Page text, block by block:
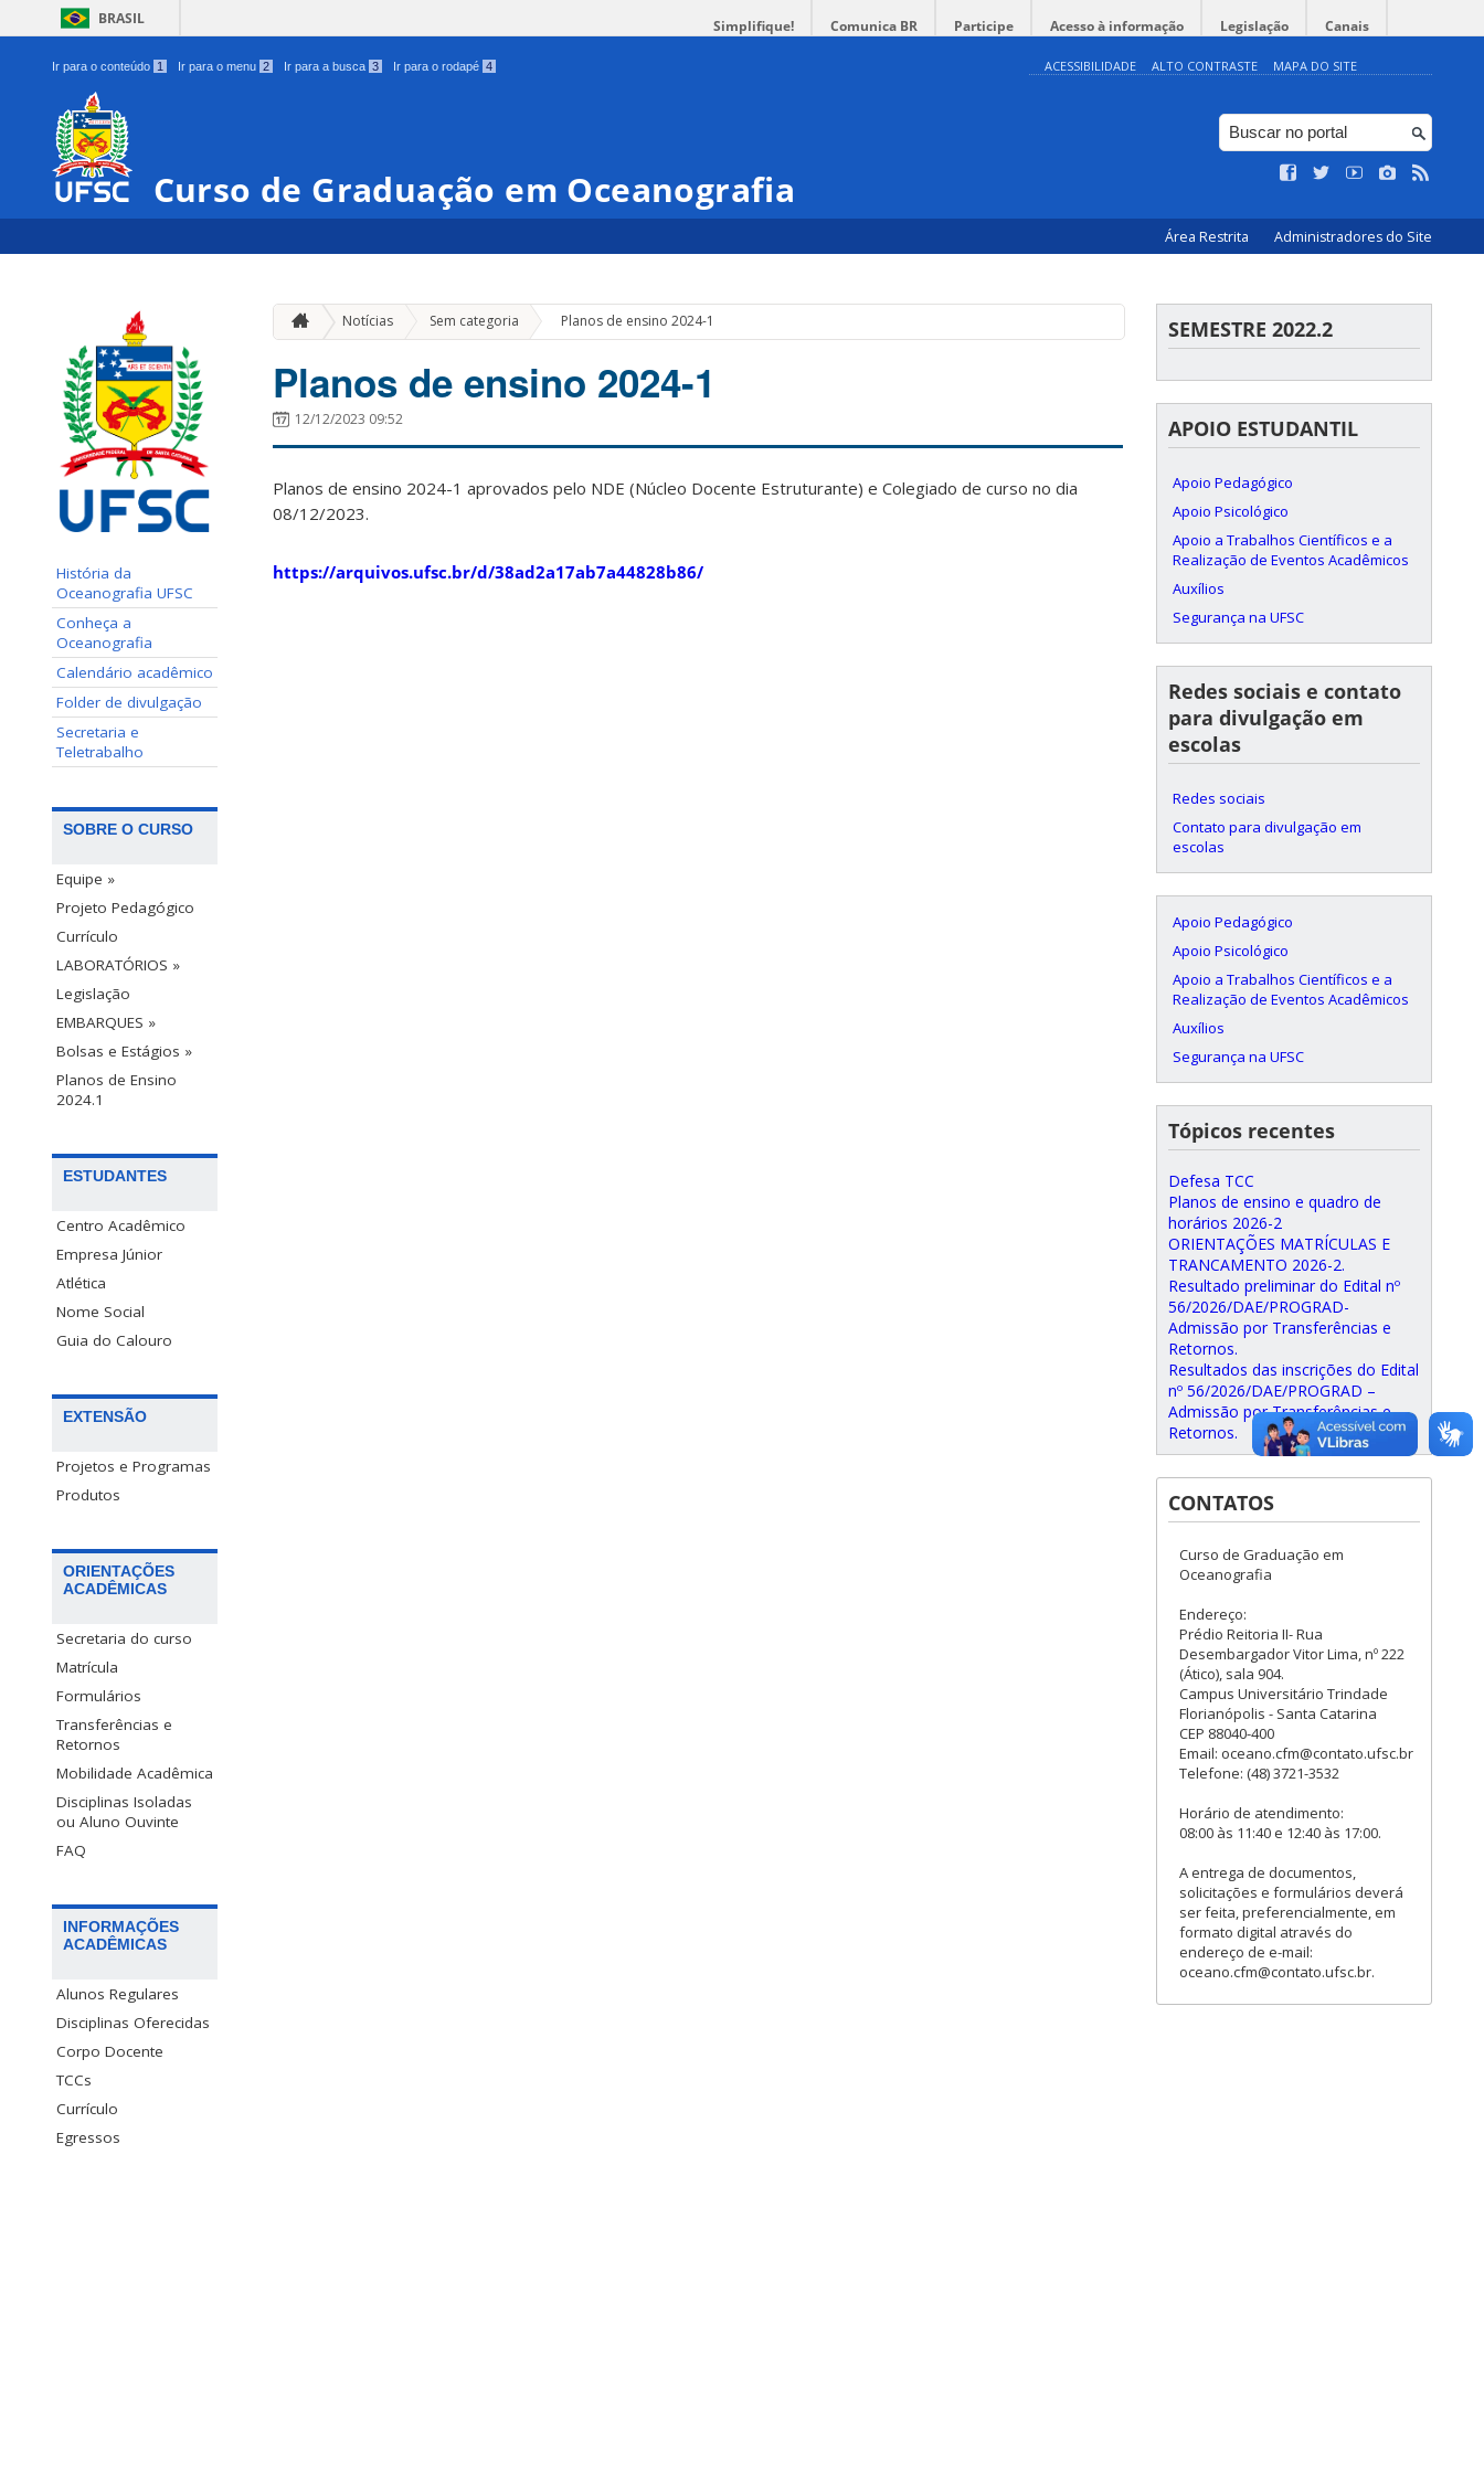
BRASIL Simplifique! Comunica BR Participe Acesso à informação Legislação Canais
Ir para o conteúdo 1 Ir para o menu 2 Ir para a busca 3 Ir para o rodapé 4 ACESSIBILIDADE ALTO CONTRASTE MAPA DO SITE
Curso de Graduação em Oceanografia
Área Restrita Administradores do Site
História da
Oceanografia UFSC
Conheça a
Oceanografia
Calendário acadêmico
Folder de divulgação
Secretaria e
Teletrabalho
SOBRE O CURSO
Equipe »
Projeto Pedagógico
Currículo
LABORATÓRIOS »
Legislação
EMBARQUES »
Bolsas e Estágios »
Planos de Ensino
2024.1
ESTUDANTES
Centro Acadêmico
Empresa Júnior
Atlética
Nome Social
Guia do Calouro
EXTENSÃO
Projetos e Programas
Produtos
ORIENTAÇÕES
ACADÊMICAS
Secretaria do curso
Matrícula
Formulários
Transferências e
Retornos
Mobilidade Acadêmica
Disciplinas Isoladas
ou Aluno Ouvinte
FAQ
INFORMAÇÕES
ACADÊMICAS
Alunos Regulares
Disciplinas Oferecidas
Corpo Docente
TCCs
Currículo
Egressos
Notícias Sem categoria » Planos de ensino 2024-1
Planos de ensino 2024-1
12/12/2023 09:52
Planos de ensino 2024-1 aprovados pelo NDE (Núcleo Docente Estruturante) e Colegiado de curso no dia
08/12/2023.
https://arquivos.ufsc.br/d/38ad2a17ab7a44828b86/
SEMESTRE 2022.2
APOIO ESTUDANTIL
Apoio Pedagógico
Apoio Psicológico
Apoio a Trabalhos Científicos e a
Realização de Eventos Acadêmicos
Auxílios
Segurança na UFSC
Redes sociais e contato
para divulgação em
escolas
Redes sociais
Contato para divulgação em
escolas
Apoio Pedagógico
Apoio Psicológico
Apoio a Trabalhos Científicos e a
Realização de Eventos Acadêmicos
Auxílios
Segurança na UFSC
Tópicos recentes
Defesa TCC
Planos de ensino e quadro de
horários 2026-2
ORIENTAÇÕES MATRÍCULAS E
TRANCAMENTO 2026-2.
Resultado preliminar do Edital nº
56/2026/DAE/PROGRAD-
Admissão por Transferências e
Retornos.
Resultados das inscrições do Edital
nº 56/2026/DAE/PROGRAD –
Admissão por Transferências e
Retornos.
CONTATOS
Curso de Graduação em
Oceanografia
Endereço:
Prédio Reitoria II- Rua
Desembargador Vitor Lima, nº 222
(Ático), sala 904.
Campus Universitário Trindade
Florianópolis - Santa Catarina
CEP 88040-400
Email: oceano.cfm@contato.ufsc.br
Telefone: (48) 3721-3532
Horário de atendimento:
08:00 às 11:40 e 12:40 às 17:00.
A entrega de documentos,
solicitações e formulários deverá
ser feita, preferencialmente, em
formato digital através do
endereço de e-mail:
oceano.cfm@contato.ufsc.br.